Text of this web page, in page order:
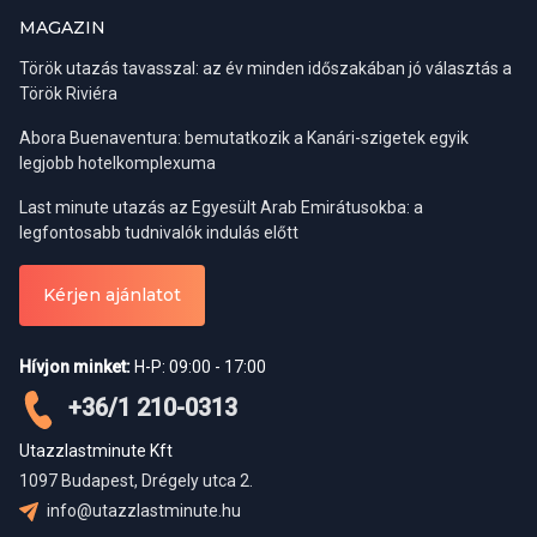
tartózkodásra jogosít. Fontos tudni, hogy az FMM-et a
ezt be kell mutatni. Az elvesztése bírsággal és pótlási díjjal járhat.
A tartózkodás hosszabbítása iránti kérelmet aMexikói Nemzeti
Migrációs Intézetnél (Instituto Nacional de Migración – INM)
Központi cím Mexikóvárosban:
Polanco, Miguel Hidalgo, C.P. 11510, Ciudad de México
Telefon:+52 (55) 5387 2400
Mexikóba utazunk?
Strandoláshoz mindenképpen szükséges a fürdőruha és a
könnyű, szellős pamut vagy vászon ruházat.
MAGAZIN
Török utazás tavasszal: az év minden időszakában jó választás a
Török Riviéra
Abora Buenaventura: bemutatkozik a Kanári-szigetek egyik
legjobb hotelkomplexuma
Last minute utazás az Egyesült Arab Emirátusokba: a
legfontosabb tudnivalók indulás előtt
Kérjen ajánlatot
Hívjon minket: H-P: 09:00 - 17:00
+36/1 210-0313
Utazzlastminute Kft
1097 Budapest, Drégely utca 2.
info@utazzlastminute.hu